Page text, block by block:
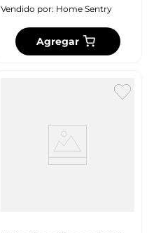
Vendido por: Home Sentry
Agregar